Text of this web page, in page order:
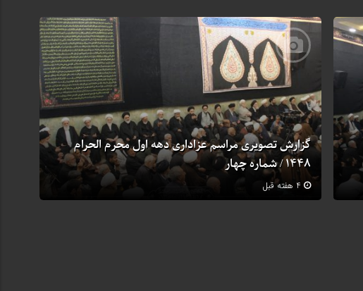
گزارش تصویری مراسم عزاداری دهه اول محرم الحرام
1448 / شماره چهار
4 هفته قبل